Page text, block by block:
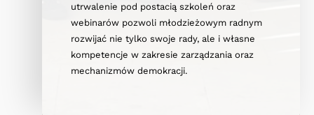
utrwalenie pod postacią szkoleń oraz
webinarów pozwoli młodzieżowym radnym
rozwijać nie tylko swoje rady, ale i własne
kompetencje w zakresie zarządzania oraz
mechanizmów demokracji.